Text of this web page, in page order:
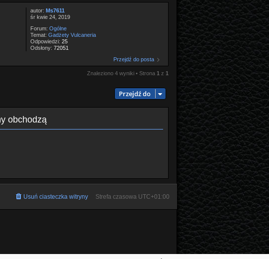
autor: Ms7611
śr kwie 24, 2019
Forum: Ogólne
Temat: Gadżety Vulcaneria
Odpowiedzi: 25
Odsłony: 72051
Przejdź do posta
Znaleziono 4 wyniki • Strona 1 z 1
Przejdź do
obchodzą
Strefa czasowa UTC+01:00
Usuń ciasteczka witryny